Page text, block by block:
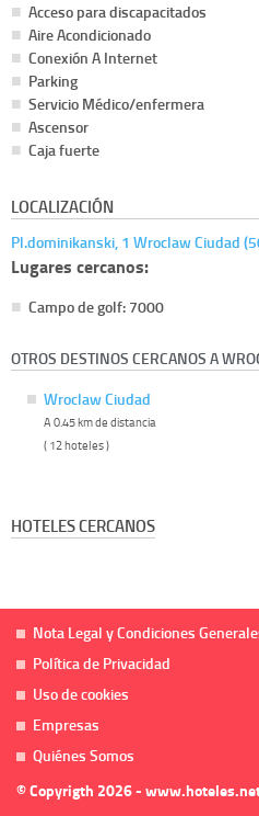
Acceso para discapacitados
Aire Acondicionado
Conexión A Internet
Parking
Servicio Médico/enfermera
Ascensor
Caja fuerte
LOCALIZACIÓN
Pl.dominikanski, 1 Wroclaw Ciudad
Lugares cercanos:
Campo de golf: 7000
OTROS DESTINOS CERCANOS A
Wroclaw Ciudad
A 0.45 km de distancia
( 12 hoteles )
HOTELES CERCANOS
Nota Legal y Condiciones
Política de Privacidad
Uso de cookies
Empresas
Quiénes Somos
© Copyrigth 2026 -